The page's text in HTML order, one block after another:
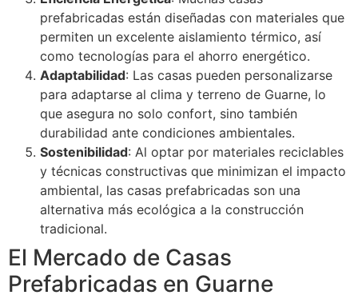
prefabricadas están diseñadas con materiales que
permiten un excelente aislamiento térmico, así
como tecnologías para el ahorro energético.
Adaptabilidad: Las casas pueden personalizarse
para adaptarse al clima y terreno de Guarne, lo
que asegura no solo confort, sino también
durabilidad ante condiciones ambientales.
Sostenibilidad: Al optar por materiales reciclables
y técnicas constructivas que minimizan el impacto
ambiental, las casas prefabricadas son una
alternativa más ecológica a la construcción
tradicional.
El Mercado de Casas
Prefabricadas en Guarne